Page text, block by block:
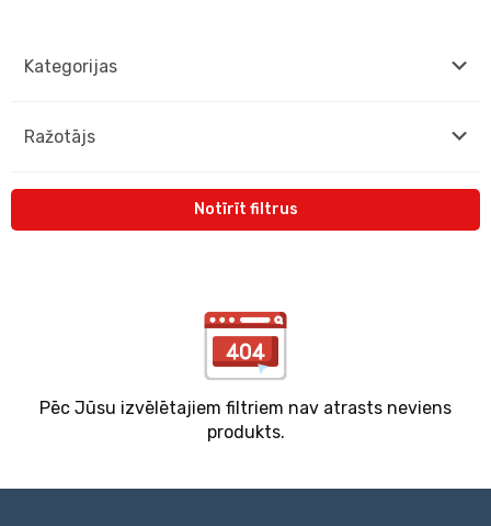
Kategorijas
Ražotājs
Notīrīt filtrus
Pēc Jūsu izvēlētajiem filtriem nav atrasts neviens
produkts.